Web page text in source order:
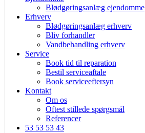
Blødgøringsanlæg ejendomme
Erhverv
Blødgøringsanlæg erhverv
Bliv forhandler
Vandbehandling erhverv
Service
Book tid til reparation
Bestil serviceaftale
Book serviceeftersyn
Kontakt
Om os
Oftest stillede spørgsmål
Referencer
53 53 53 43